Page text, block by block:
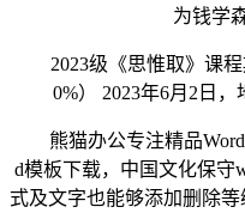
为钱学
2023级《思惟取》课程
0%） 2023年6月2日，
熊猫办公专注精品Word
d模板下载，中国文化保守
式及文字也能够添加删除等